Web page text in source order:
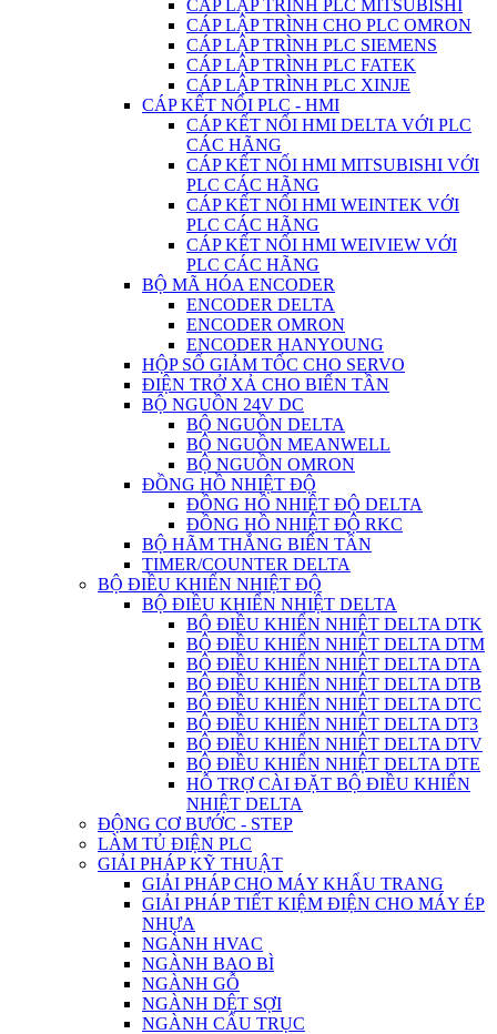
CÁP LẬP TRÌNH PLC MITSUBISHI
CÁP LẬP TRÌNH CHO PLC OMRON
CÁP LẬP TRÌNH PLC SIEMENS
CÁP LẬP TRÌNH PLC FATEK
CÁP LẬP TRÌNH PLC XINJE
CÁP KẾT NỐI PLC - HMI
CÁP KẾT NỐI HMI DELTA VỚI PLC
CÁC HÃNG
CÁP KẾT NỐI HMI MITSUBISHI VỚI
PLC CÁC HÃNG
CÁP KẾT NỐI HMI WEINTEK VỚI
PLC CÁC HÃNG
CÁP KẾT NỐI HMI WEIVIEW VỚI
PLC CÁC HÃNG
BỘ MÃ HÓA ENCODER
ENCODER DELTA
ENCODER OMRON
ENCODER HANYOUNG
HỘP SỐ GIẢM TỐC CHO SERVO
ĐIỆN TRỞ XẢ CHO BIẾN TẦN
BỘ NGUỒN 24V DC
BỘ NGUỒN DELTA
BỘ NGUỒN MEANWELL
BỘ NGUỒN OMRON
ĐỒNG HỒ NHIỆT ĐỘ
ĐỒNG HỒ NHIỆT ĐỘ DELTA
ĐỒNG HỒ NHIỆT ĐỘ RKC
BỘ HÃM THẮNG BIẾN TẦN
TIMER/COUNTER DELTA
BỘ ĐIỀU KHIỂN NHIỆT ĐỘ
BỘ ĐIỀU KHIỂN NHIỆT DELTA
BỘ ĐIỀU KHIỂN NHIỆT DELTA DTK
BỘ ĐIỀU KHIỂN NHIỆT DELTA DTM
BỘ ĐIỀU KHIỂN NHIỆT DELTA DTA
BỘ ĐIỀU KHIỂN NHIỆT DELTA DTB
BỘ ĐIỀU KHIỂN NHIỆT DELTA DTC
BỘ ĐIỀU KHIỂN NHIỆT DELTA DT3
BỘ ĐIỀU KHIỂN NHIỆT DELTA DTV
BỘ ĐIỀU KHIỂN NHIỆT DELTA DTE
HỖ TRỢ CÀI ĐẶT BỘ ĐIỀU KHIỂN
NHIỆT DELTA
ĐỘNG CƠ BƯỚC - STEP
LÀM TỦ ĐIỆN PLC
GIẢI PHÁP KỸ THUẬT
GIẢI PHÁP CHO MÁY KHẨU TRANG
GIẢI PHÁP TIẾT KIỆM ĐIỆN CHO MÁY ÉP
NHỰA
NGÀNH HVAC
NGÀNH BAO BÌ
NGÀNH GỖ
NGÀNH DỆT SỢI
NGÀNH CẨU TRỤC